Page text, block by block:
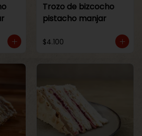
Trozo de bizcocho
pistacho manjar
$4.100